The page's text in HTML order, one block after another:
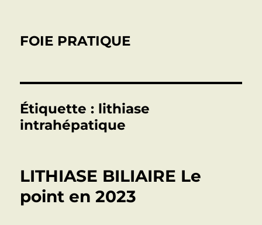
FOIE PRATIQUE
Étiquette : lithiase
intrahépatique
LITHIASE BILIAIRE Le
point en 2023